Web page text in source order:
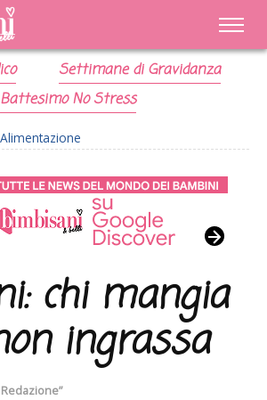
Settimane di Gravidanza
Battesimo No Stress
Alimentazione
chi mangia
ingrassa
Redazione”